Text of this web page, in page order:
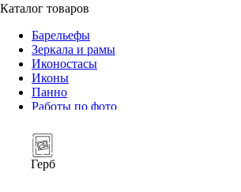
Каталог товаров
Барельефы
Зеркала и рамы
Иконостасы
Иконы
Панно
Работы по фото
Герб